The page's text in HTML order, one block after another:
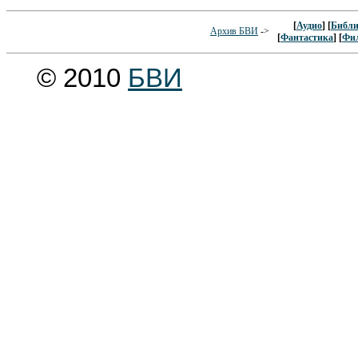
Архив БВИ -> [Аудио] [
[Фантастика] [
© 2010 БВИ